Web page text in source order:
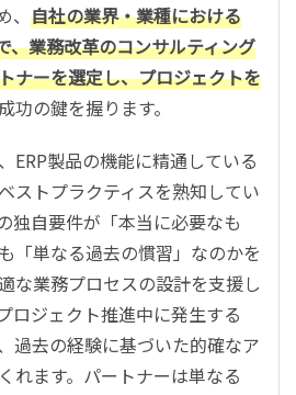
自社の業界・業種における
、業務改革のコンサルティング
ナーを選定し、プロジェクトを
功の鍵を握ります。
ERP製品の機能に精通している
ストプラクティスを熟知してい
独自要件が「本当に必要なも
「単なる過去の慣習」なのかを
な業務プロセスの設計を支援し
ロジェクト推進中に発生する
過去の経験に基づいた的確なア
れます。パートナーは単なる